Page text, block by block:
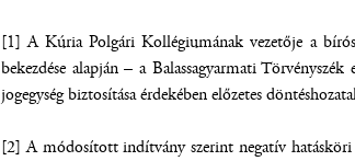
[1] A Kúria Polgári Kollégiumának vezetője a
bekezdése alapján – a Balassagyarmati
jogegység biztosítása érdekében előzetes
[2] A módosított indítvány szerint negatív